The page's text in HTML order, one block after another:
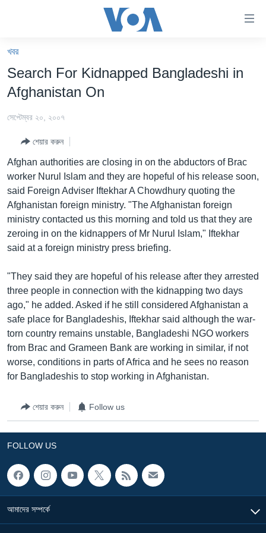
যান।
প্রধান
ন্যাভিগেশনে
যান
বিশ্ব
ভারত
দক্ষিণ-এশিয়া
সম্পাদকীয়
টেলিভিশন
Learning English
FOLLOW US
অন্য ভাষায় ওয়েব সাইট
খবর
Search For Kidnapped Bangladeshi in
Afghanistan On
সেপ্টেম্বর ২০, ২০০৭
শেয়ার করুন
Afghan authorities are closing in on the abductors of Brac
worker Nurul Islam and they are hopeful of his release soon,
said Foreign Adviser Iftekhar A Chowdhury quoting the
Afghanistan foreign ministry. "The Afghanistan foreign
ministry contacted us this morning and told us that they are
zeroing in on the kidnappers of Mr Nurul Islam," Iftekhar
said at a foreign ministry press briefing.
"They said they are hopeful of his release after they arrested
three people in connection with the kidnapping two days
ago," he added. Asked if he still considered Afghanistan a
safe place for Bangladeshis, Iftekhar said although the war-
torn country remains unstable, Bangladeshi NGO workers
from Brac and Grameen Bank are working in similar, if not
worse, conditions in parts of Africa and he sees no reason
for Bangladeshis to stop working in Afghanistan.
শেয়ার করুন Follow us
FOLLOW US
আমাদের সম্পর্কে